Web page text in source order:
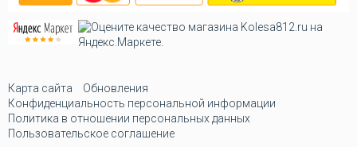
Карта сайта
Обновления
Конфиденциальность персональной информации
Политика в отношении персональных данных
Пользовательское соглашение